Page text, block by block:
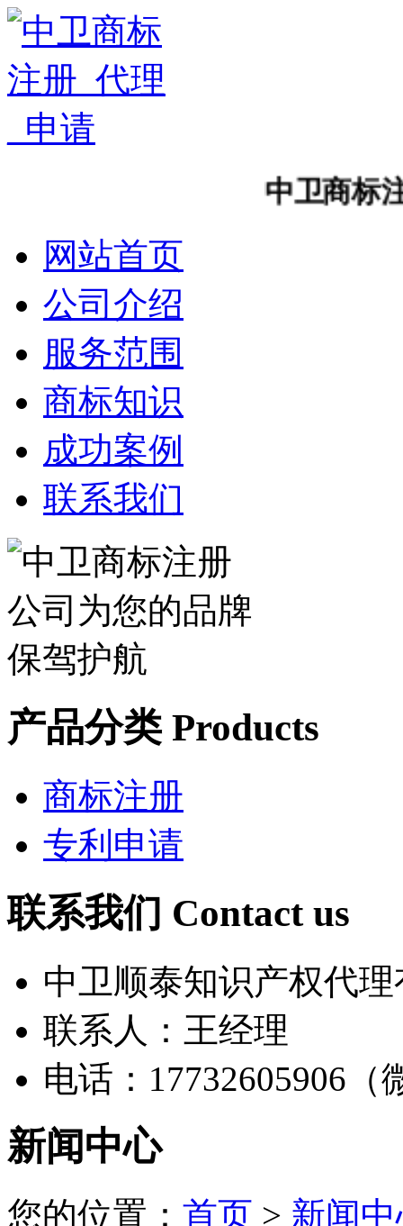
中卫商标注册
网站首页
公司介绍
服务范围
商标知识
成功案例
联系我们
产品分类 Products
商标注册
专利申请
联系我们 Contact us
中卫顺泰知识产权代
联系人：王经理
电话：17732605906（
新闻中心
您的位置： 首页 > 新闻